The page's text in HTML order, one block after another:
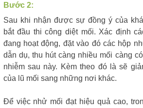
Bước 2:
Sau khi nhận được sự đồng ý của
bắt đầu thi công diệt mối. Xác định
đang hoạt động, đặt vào đó các hộp
dẫn dụ, thu hút càng nhiều mối càng
nhiễm sau này. Kèm theo đó là sẽ
của lũ mối sang những nơi khác.
Để việc nhử mối đạt hiệu quả cao,